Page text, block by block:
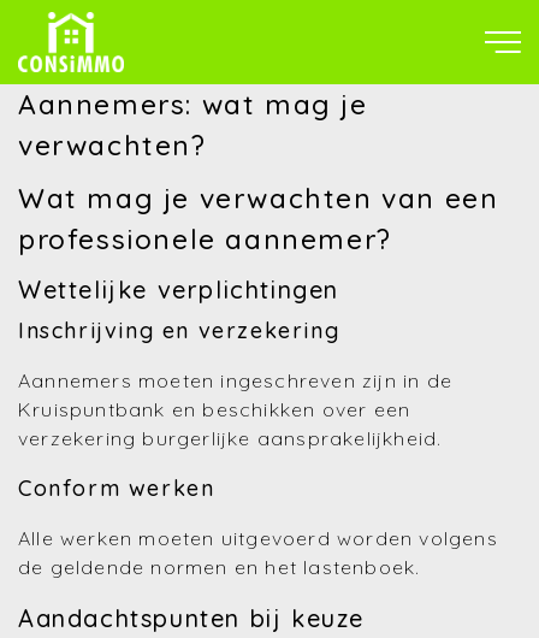
Aannemers: wat mag je
verwachten?
Wat mag je verwachten van een
professionele aannemer?
Wettelijke verplichtingen
Inschrijving en verzekering
Aannemers moeten ingeschreven zijn in de
Kruispuntbank en beschikken over een
verzekering burgerlijke aansprakelijkheid.
Conform werken
Alle werken moeten uitgevoerd worden volgens
de geldende normen en het lastenboek.
Aandachtspunten bij keuze